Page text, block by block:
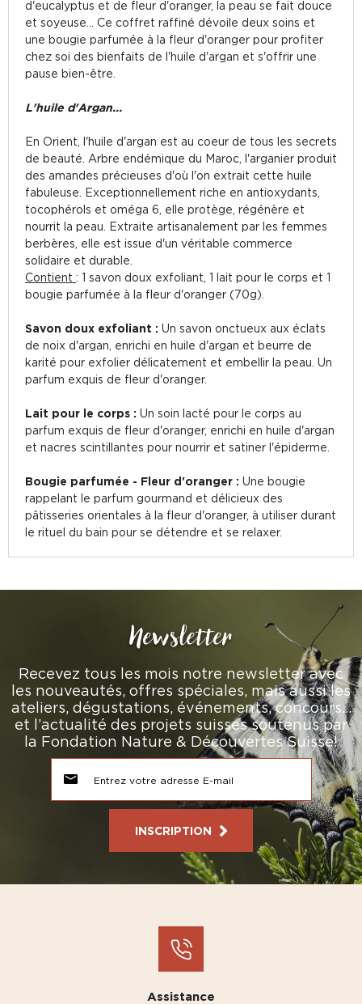
d'eucalyptus et de fleur d'oranger, la peau se fait douce
et soyeuse... Ce coffret raffiné dévoile deux soins et
une bougie parfumée à la fleur d'oranger pour profiter
chez soi des bienfaits de l'huile d'argan et s'offrir une
pause bien-être.
L'huile d'Argan...
En Orient, l'huile d'argan est au coeur de tous les secrets
de beauté. Arbre endémique du Maroc, l'arganier produit
des amandes précieuses d'où l'on extrait cette huile
fabuleuse. Exceptionnellement riche en antioxydants,
tocophérols et oméga 6, elle protège, régénère et
nourrit la peau. Extraite artisanalement par les femmes
berbères, elle est issue d'un véritable commerce
solidaire et durable.
Contient : 1 savon doux exfoliant, 1 lait pour le corps et 1
bougie parfumée à la fleur d'oranger (70g).
Savon doux exfoliant : Un savon onctueux aux éclats
de noix d'argan, enrichi en huile d'argan et beurre de
karité pour exfolier délicatement et embellir la peau. Un
parfum exquis de fleur d'oranger.
Lait pour le corps : Un soin lacté pour le corps au
parfum exquis de fleur d'oranger, enrichi en huile d'argan
et nacres scintillantes pour nourrir et satiner l'épiderme.
Bougie parfumée - Fleur d'oranger : Une bougie
rappelant le parfum gourmand et délicieux des
pâtisseries orientales à la fleur d'oranger, à utiliser durant
le rituel du bain pour se détendre et se relaxer.
Newsletter
Recevez tous les mois notre newsletter avec
les nouveautés, offres spéciales, mais aussi les
ateliers, dégustations, événements, concours…
et l’actualité des projets suisses soutenus par
la Fondation Nature & Découvertes Suisse!
INSCRIPTION
Assistance